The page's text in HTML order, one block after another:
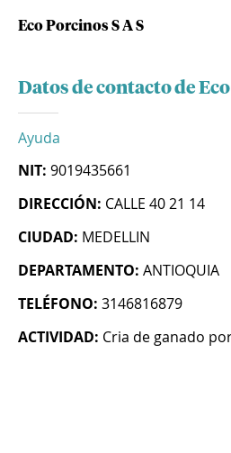
Eco Porcinos S A S
Datos de contacto de
Ayuda
NIT: 9019435661
DIRECCIÓN: CALLE 40 21 14
CIUDAD: MEDELLIN
DEPARTAMENTO: ANTIOQUIA
TELÉFONO: 3146816879
ACTIVIDAD: Cria de ganado